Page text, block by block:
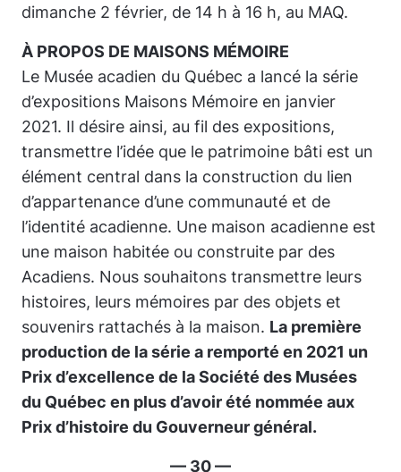
dimanche 2 février, de 14 h à 16 h, au MAQ.
À PROPOS DE MAISONS MÉMOIRE
Le Musée acadien du Québec a lancé la série
d’expositions Maisons Mémoire en janvier
2021. Il désire ainsi, au fil des expositions,
transmettre l’idée que le patrimoine bâti est un
élément central dans la construction du lien
d’appartenance d’une communauté et de
l’identité acadienne. Une maison acadienne est
une maison habitée ou construite par des
Acadiens. Nous souhaitons transmettre leurs
histoires, leurs mémoires par des objets et
souvenirs rattachés à la maison. La première
production de la série a remporté en 2021 un
Prix d’excellence de la Société des Musées
du Québec en plus d’avoir été nommée aux
Prix d’histoire du Gouverneur général.
— 30 —